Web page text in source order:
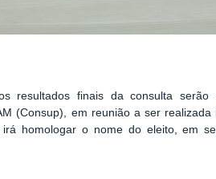
resultados finais da consulta
(Consup), em reunião a ser
homologar o nome do eleito, em